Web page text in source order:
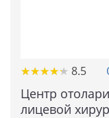
★★★★★
★★★★★ 8.5
Центр
лицевой